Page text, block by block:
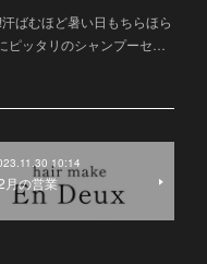
ばむほど暑い日もちらほら
ッタリのシャンプーセ…
10:14
月の営業